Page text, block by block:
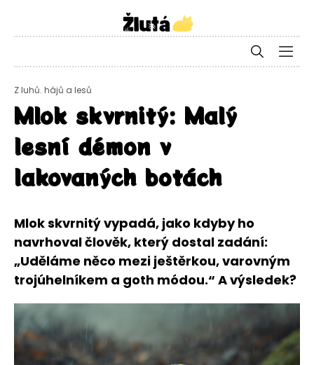
Z luhů. hájů a lesů
Mlok skvrnitý: Malý
lesní démon v
lakovaných botách
Mlok skvrnitý vypadá, jako kdyby ho
navrhoval člověk, který dostal zadání:
„Uděláme něco mezi ještěrkou, varovným
trojúhelníkem a goth módou.“ A výsledek?